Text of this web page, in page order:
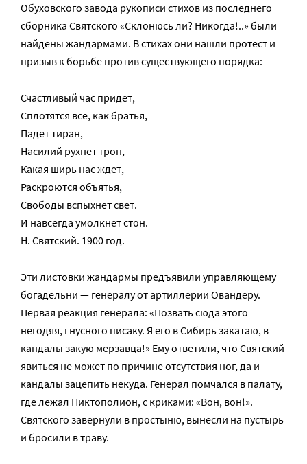
Обуховского завода рукописи стихов из последнего
сборника Святского «Склонюсь ли? Никогда!..» были
найдены жандармами. В стихах они нашли протест и
призыв к борьбе против существующего порядка:
Счастливый час придет,
Сплотятся все, как братья,
Падет тиран,
Насилий рухнет трон,
Какая ширь нас ждет,
Раскроются объятья,
Свободы вспыхнет свет.
И навсегда умолкнет стон.
Н. Святский. 1900 год.
Эти листовки жандармы предъявили управляющему
богадельни — генералу от артиллерии Овандеру.
Первая реакция генерала: «Позвать сюда этого
негодяя, гнусного писаку. Я его в Сибирь закатаю, в
кандалы закую мерзавца!» Ему ответили, что Святский
явиться не может по причине отсутствия ног, да и
кандалы зацепить некуда. Генерал помчался в палату,
где лежал Никтополион, с криками: «Вон, вон!».
Святского завернули в простыню, вынесли на пустырь
и бросили в траву.